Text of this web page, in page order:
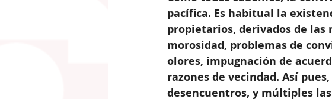
pacífica. Es habitual la
propietarios, derivados de las
morosidad, problemas de
olores, impugnación de
razones de vecindad. Así
desencuentros, y múltiples